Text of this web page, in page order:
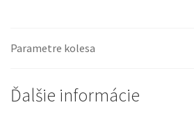
Parametre kolesa
Ďalšie informácie